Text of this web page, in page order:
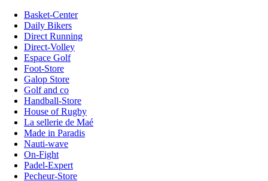
Basket-Center
Daily Bikers
Direct Running
Direct-Volley
Espace Golf
Foot-Store
Galop Store
Golf and co
Handball-Store
House of Rugby
La sellerie de Maé
Made in Paradis
Nauti-wave
On-Fight
Padel-Expert
Pecheur-Store